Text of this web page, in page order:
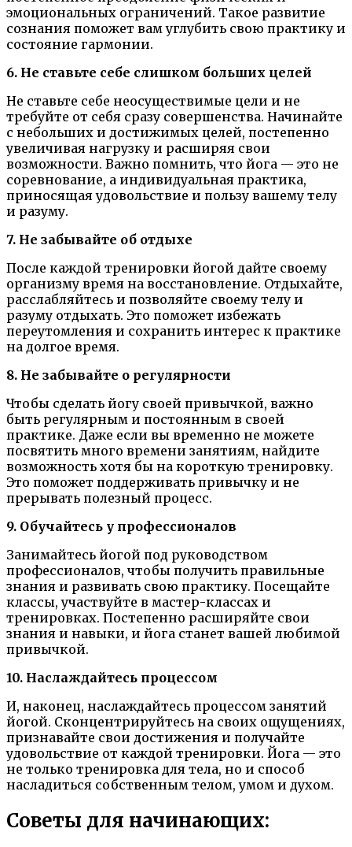
эмоциональных ограничений. Такое развитие
сознания поможет вам углубить свою практику и
состояние гармонии.
6. Не ставьте себе слишком больших целей
Не ставьте себе неосуществимые цели и не
требуйте от себя сразу совершенства. Начинайте
с небольших и достижимых целей, постепенно
увеличивая нагрузку и расширяя свои
возможности. Важно помнить, что йога — это не
соревнование, а индивидуальная практика,
приносящая удовольствие и пользу вашему телу
и разуму.
7. Не забывайте об отдыхе
После каждой тренировки йогой дайте своему
организму время на восстановление. Отдыхайте,
расслабляйтесь и позволяйте своему телу и
разуму отдыхать. Это поможет избежать
переутомления и сохранить интерес к практике
на долгое время.
8. Не забывайте о регулярности
Чтобы сделать йогу своей привычкой, важно
быть регулярным и постоянным в своей
практике. Даже если вы временно не можете
посвятить много времени занятиям, найдите
возможность хотя бы на короткую тренировку.
Это поможет поддерживать привычку и не
прерывать полезный процесс.
9. Обучайтесь у профессионалов
Занимайтесь йогой под руководством
профессионалов, чтобы получить правильные
знания и развивать свою практику. Посещайте
классы, участвуйте в мастер-классах и
тренировках. Постепенно расширяйте свои
знания и навыки, и йога станет вашей любимой
привычкой.
10. Наслаждайтесь процессом
И, наконец, наслаждайтесь процессом занятий
йогой. Сконцентрируйтесь на своих ощущениях,
признавайте свои достижения и получайте
удовольствие от каждой тренировки. Йога — это
не только тренировка для тела, но и способ
насладиться собственным телом, умом и духом.
Советы для начинающих: